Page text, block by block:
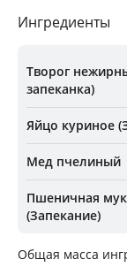
Ингредиенты
Творог
запеканка)
Яйцо куриное
Мед пчелиный
Пшеничная
(Запекание)
Общая масса